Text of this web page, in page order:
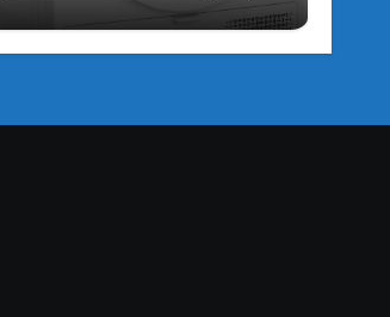
a Pompa di Calore per il
Tuo Benessere